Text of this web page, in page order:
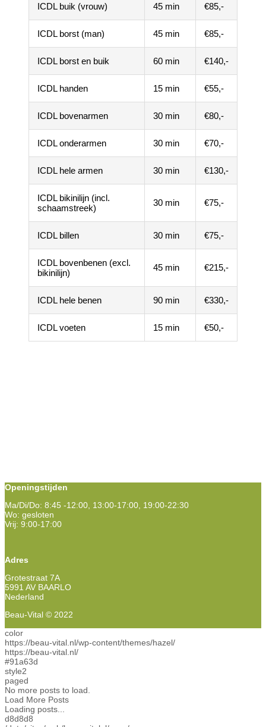
ICDL buik (vrouw) 45 min €85,-
ICDL borst (man) 45 min €85,-
ICDL borst en buik 60 min €140,-
ICDL handen 15 min €55,-
ICDL bovenarmen 30 min €80,-
ICDL onderarmen 30 min €70,-
ICDL hele armen 30 min €130,-
ICDL bikinilijn (incl.
schaamstreek)
30 min €75,-
ICDL billen 30 min €75,-
ICDL bovenbenen (excl.
bikinilijn)
45 min €215,-
ICDL hele benen 90 min €330,-
ICDL voeten 15 min €50,-
Openingstijden
Ma/Di/Do: 8:45 -12:00, 13:00-17:00, 19:00-22:30
Wo: gesloten
Vrij: 9:00-17:00
Adres
Grotestraat 7A
5991 AV BAARLO
Nederland
Beau-Vital © 2022
color
https://beau-vital.nl/wp-content/themes/hazel/
https://beau-vital.nl/
#91a63d
style2
paged
No more posts to load.
Load More Posts
Loading posts...
d8d8d8